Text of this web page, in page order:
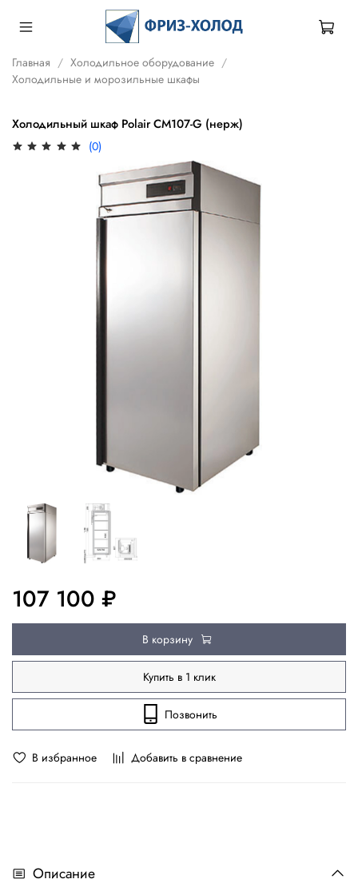
Главная
Холодильное оборудование
Холодильные и морозильные шкафы
Холодильный шкаф Polair CM107-G (нерж)
(0)
В избранное Добавить в сравнение
107 100 ₽
В корзину
Купить в 1 клик
Позвонить
Описание